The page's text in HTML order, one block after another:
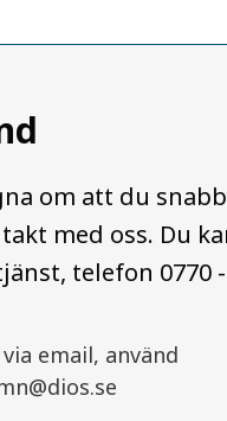
letar du efter?
om att du
med oss. Du
telefon 0770 -
email, använd